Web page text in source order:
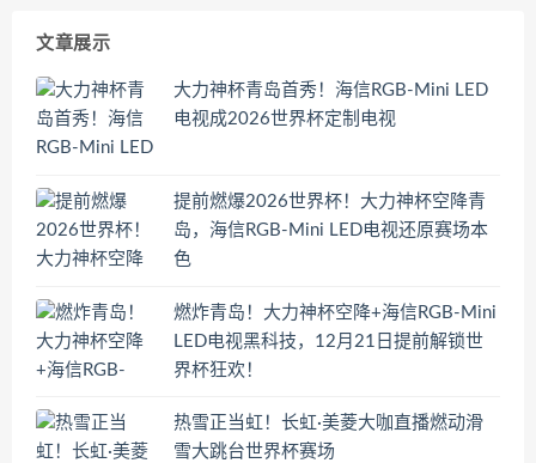
文章展示
大力神杯青岛首秀！海信RGB-Mini LED
电视成2026世界杯定制电视
提前燃爆2026世界杯！大力神杯空降青
岛，海信RGB-Mini LED电视还原赛场本
色
燃炸青岛！大力神杯空降+海信RGB-Mini
LED电视黑科技，12月21日提前解锁世
界杯狂欢！
热雪正当虹！长虹·美菱大咖直播燃动滑
雪大跳台世界杯赛场